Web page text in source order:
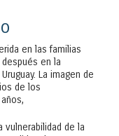
en las familias
en la
La imagen de
de los
de la